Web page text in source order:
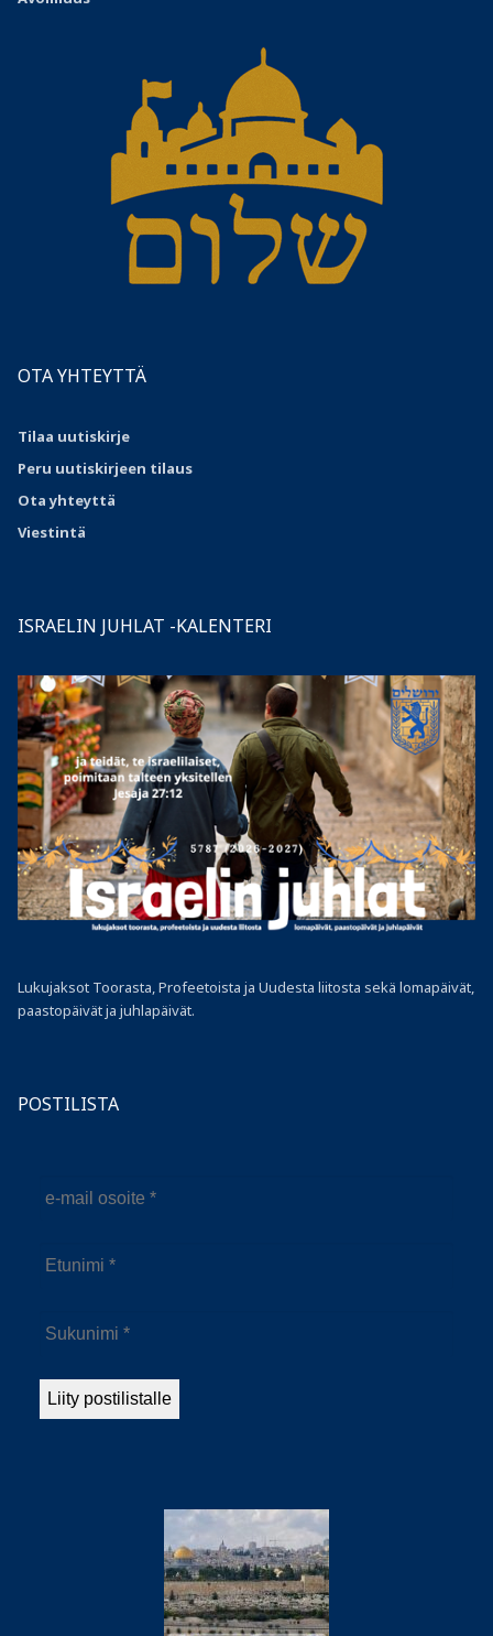
OTA YHTEYTTÄ
Tilaa uutiskirje
Peru uutiskirjeen tilaus
Otayhteyttä
Viestintä
ISRAELIN JUHLAT -KALENTERI
Lukujaksot Toorasta, Profeetoista ja Uudesta liitosta sekä lomapäivät,
paastopäivät ja juhlapäivät.
POSTILISTA